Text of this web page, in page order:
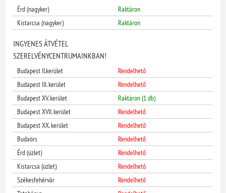
Érd (nagyker)
Raktáron
Kistarcsa (nagyker)
Raktáron
INGYENES ÁTVÉTEL
SZERELVÉNYCENTRUMAINKBAN!
Budapest II.kerület
Rendelhető
Budapest III. kerület
Rendelhető
Budapest XV. kerület
Raktáron (1 db)
Budapest XVII. kerület
Rendelhető
Budapest XX. kerület
Rendelhető
Budaörs
Rendelhető
Érd (üzlet)
Rendelhető
Kistarcsa (üzlet)
Rendelhető
Székesfehérvár
Rendelhető